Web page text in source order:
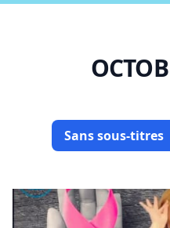
Sans sous-titres